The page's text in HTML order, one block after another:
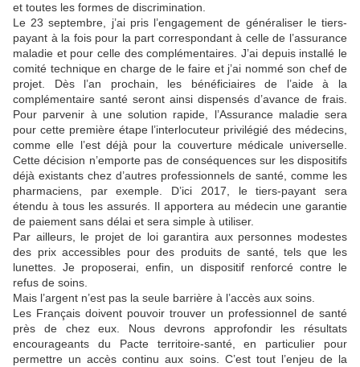
et toutes les formes de discrimination.
Le 23 septembre, j’ai pris l’engagement de généraliser le tiers-
payant à la fois pour la part correspondant à celle de l’assurance
maladie et pour celle des complémentaires. J’ai depuis installé le
comité technique en charge de le faire et j’ai nommé son chef de
projet. Dès l’an prochain, les bénéficiaires de l’aide à la
complémentaire santé seront ainsi dispensés d’avance de frais.
Pour parvenir à une solution rapide, l’Assurance maladie sera
pour cette première étape l’interlocuteur privilégié des médecins,
comme elle l’est déjà pour la couverture médicale universelle.
Cette décision n’emporte pas de conséquences sur les dispositifs
déjà existants chez d’autres professionnels de santé, comme les
pharmaciens, par exemple. D’ici 2017, le tiers-payant sera
étendu à tous les assurés. Il apportera au médecin une garantie
de paiement sans délai et sera simple à utiliser.
Par ailleurs, le projet de loi garantira aux personnes modestes
des prix accessibles pour des produits de santé, tels que les
lunettes. Je proposerai, enfin, un dispositif renforcé contre le
refus de soins.
Mais l’argent n’est pas la seule barrière à l’accès aux soins.
Les Français doivent pouvoir trouver un professionnel de santé
près de chez eux. Nous devrons approfondir les résultats
encourageants du Pacte territoire-santé, en particulier pour
permettre un accès continu aux soins. C’est tout l’enjeu de la